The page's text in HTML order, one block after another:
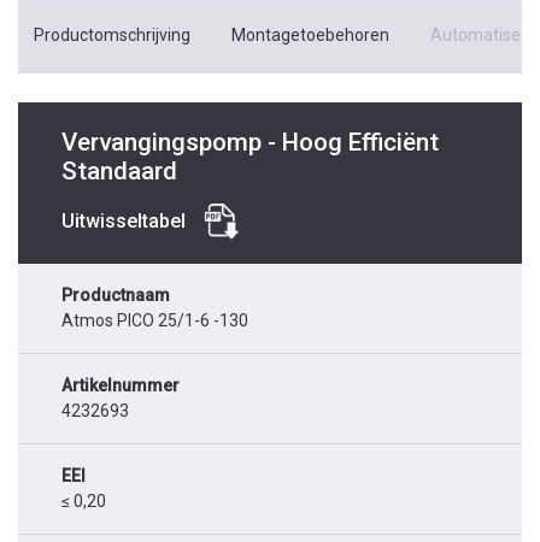
Productomschrijving Montagetoebehoren
Vervangingspomp - Hoog Efficiënt
Standaard
Uitwisseltabel
Productnaam
Atmos PICO 25/1-6 -130
Artikelnummer
4232693
EEI
≤ 0,20